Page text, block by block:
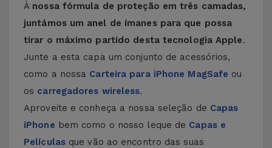
À nossa fórmula de proteção em três camadas,
juntámos um anel de ímanes para que possa
tirar o máximo partido desta tecnologia Apple.
Junte a esta capa um conjunto de acessórios,
como a nossa Carteira para iPhone MagSafe ou
os carregadores wireless.
Aproveite e conheça a nossa seleção de Capas
iPhone bem como o nosso leque de Capas e
Películasque vão ao encontro das suas